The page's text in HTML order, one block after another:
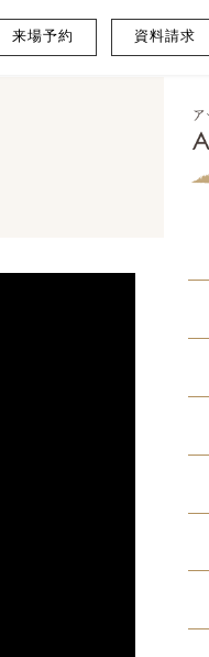
来場予約 資料請求